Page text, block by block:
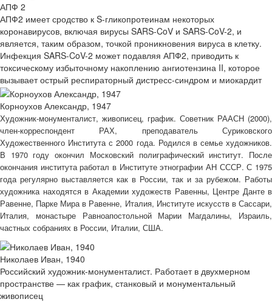
АПФ 2
АПФ2 имеет сродство к S-гликопротеинам некоторых
коронавирусов, включая вирусы SARS-CoV и SARS-CoV-2, и
является, таким образом, точкой проникновения вируса в клетку.
Инфекция SARS-CoV-2 может подавляя АПФ2, приводить к
токсическому избыточному накоплению ангиотензина II, которое
вызывает острый респираторный дистресс-синдром и миокардит
Корноухов Александр, 1947
Художник-монументалист, живописец, график. Советник РААСН (2000),
член-корреспондент РАХ, преподаватель Суриковского
Художественного Института с 2000 года. Родился в семье художников.
В 1970 году окончил Московский полиграфический институт. После
окончания института работал в Институте этнографии АН СССР. С 1975
года регулярно выставляется как в России, так и за рубежом. Работы
художника находятся в Академии художеств Равенны, Центре Данте в
Равенне, Парке Мира в Равенне, Италия, Институте искусств в Сассари,
Италия, монастыре Равноапостольной Марии Магдалины, Израиль,
частных собраниях в России, Италии, США.
Николаев Иван, 1940
Российский художник-монументалист. Работает в двухмерном
пространстве — как график, станковый и монументальный
живописец